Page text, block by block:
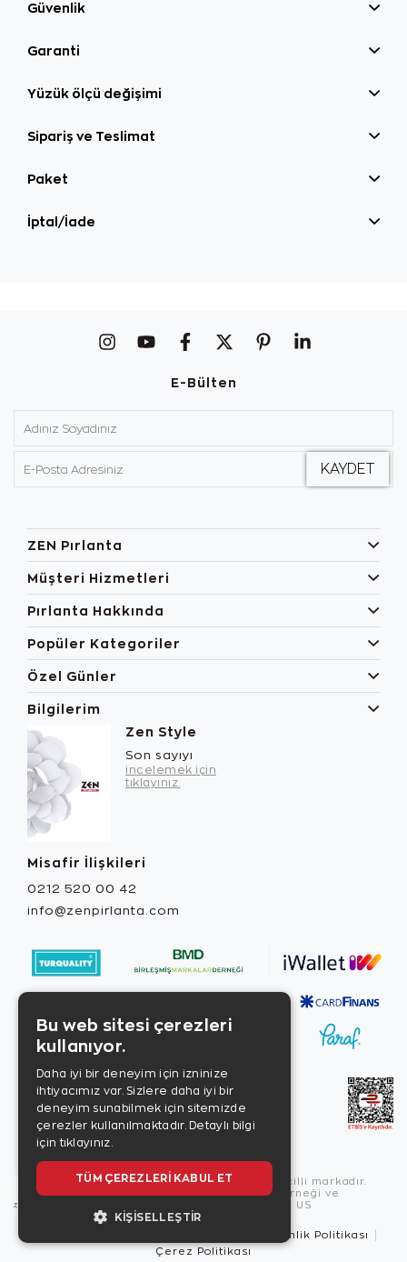
Güvenlik
Garanti
Yüzük ölçü değişimi
Sipariş ve Teslimat
Paket
İptal/İade
E-Bülten
ZEN Pırlanta
Müşteri Hizmetleri
Pırlanta Hakkında
Popüler Kategoriler
Özel Günler
Bilgilerim
Zen Style
Son sayıyı
incelemek için
tıklayınız.
Misafir İlişkileri
0212 520 00 42
info@zenpirlanta.com
Copyright © 2026, Zen Diamond tescilli markadır.
Zen Diamond Birleşmiş Markalar Derneği ve
Turquality Destek Programı üyesidir. US
Güvenlik Politikası
Çerez Politikası
Bu web sitesi çerezleri
kullanıyor.
Daha iyi bir deneyim için izninize
ihtiyacımız var. Sizlere daha iyi bir
deneyim sunabilmek için sitemizde
çerezler kullanılmaktadır. Detaylı bilgi
için tıklayınız.
TÜM ÇEREZLERI KABUL ET
KIŞISELLEŞTIR